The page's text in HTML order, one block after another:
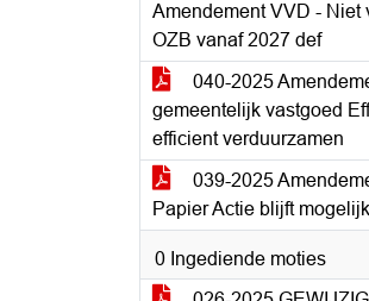
Amendement VVD - Niet
OZB vanaf 2027 def
040-2025
gemeentelijk vastgoed
efficient verduurzamen
039-2025
Papier Actie blijft
0 Ingediende moties